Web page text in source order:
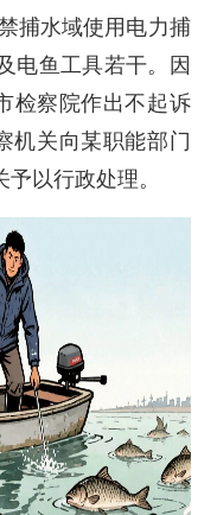
捕水域使用电力捕
电鱼工具若干。因
检察院作出不起诉
机关向某职能部门
以行政处理。